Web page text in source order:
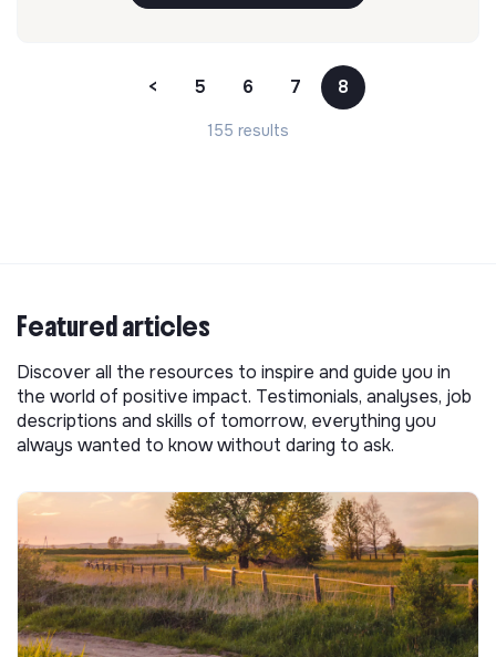
< 5 6 7 8
155 results
Featured articles
Discover all the resources to inspire and guide you in
the world of positive impact. Testimonials, analyses, job
descriptions and skills of tomorrow, everything you
always wanted to know without daring to ask.